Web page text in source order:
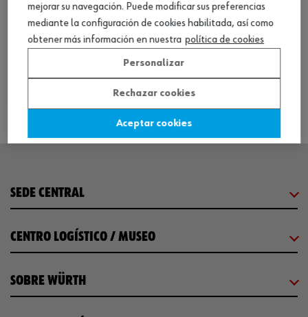
ref. :
sierra sable bat. sbs 28-a 2x3.0 ah
Loading...
SEDE CENTRAL
CENTRO LOGÍSTICO / MUSEO
SOBRE WÜRTH
mejorar su navegación. Puede modificar sus preferencias
mediante la configuración de cookies habilitada, así como
obtener más información en nuestra política de cookies
Personalizar
Rechazar cookies
Aceptar cookies